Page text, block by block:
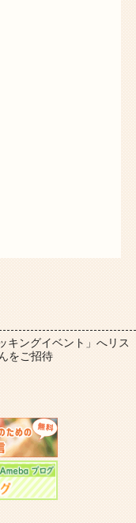
キングイベント」へリス
をご招待